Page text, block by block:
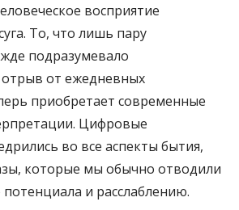
восприятие
То, что лишь пару
подразумевало
от ежедневных
приобретает современные
Цифровые
во все аспекты бытия,
которые мы обычно отводили
и расслаблению.